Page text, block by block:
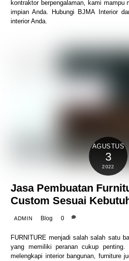
kontraktor berpengalaman, kami mampu
impian Anda. Hubungi BJMA Interior
interior Anda.
AGUSTUS
3
2022
Jasa Pembuatan
Custom Sesuai
ADMIN Blog 0
FURNITURE menjadi salah salah satu
yang memiliki peranan cukup
melengkapi interior bangunan, furniture